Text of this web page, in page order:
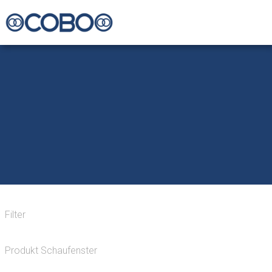
Filter
Produkt Schaufenster